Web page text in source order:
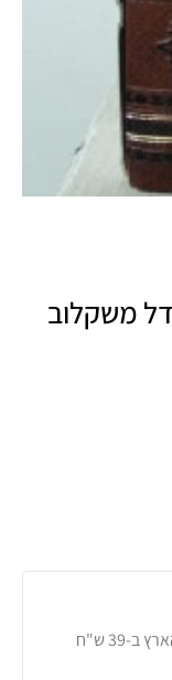
משקלוב
שליח עד הבית לכל רחבי הארץ ב-39 ש"ח